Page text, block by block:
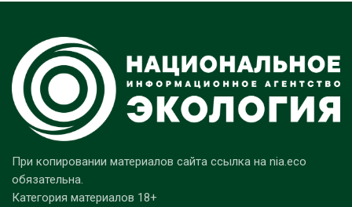
При копировании материалов сайта ссылка на nia.eco
обязательна.
Категория материалов 18+